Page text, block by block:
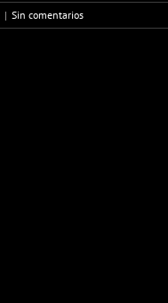
| Sin comentarios